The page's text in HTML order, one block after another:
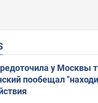
у Москвы
пообещал